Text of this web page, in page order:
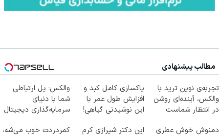
مطالب پیشنهادی
تجربه‌ی نوین ترید با
والکس، آینده‌ای روشن
در انتظار شماست
پاکسازی کامل کبد و
افزایش طول عمر با
این نوشیدنی گیاهی!
والکس: پل ارتباطی
شما با دنیای
سرمایه‌گذاری دیجیتال
دمنوش خوش عطری
این دکتر شیرازی کرم
کمردردت خوب می‌شه،